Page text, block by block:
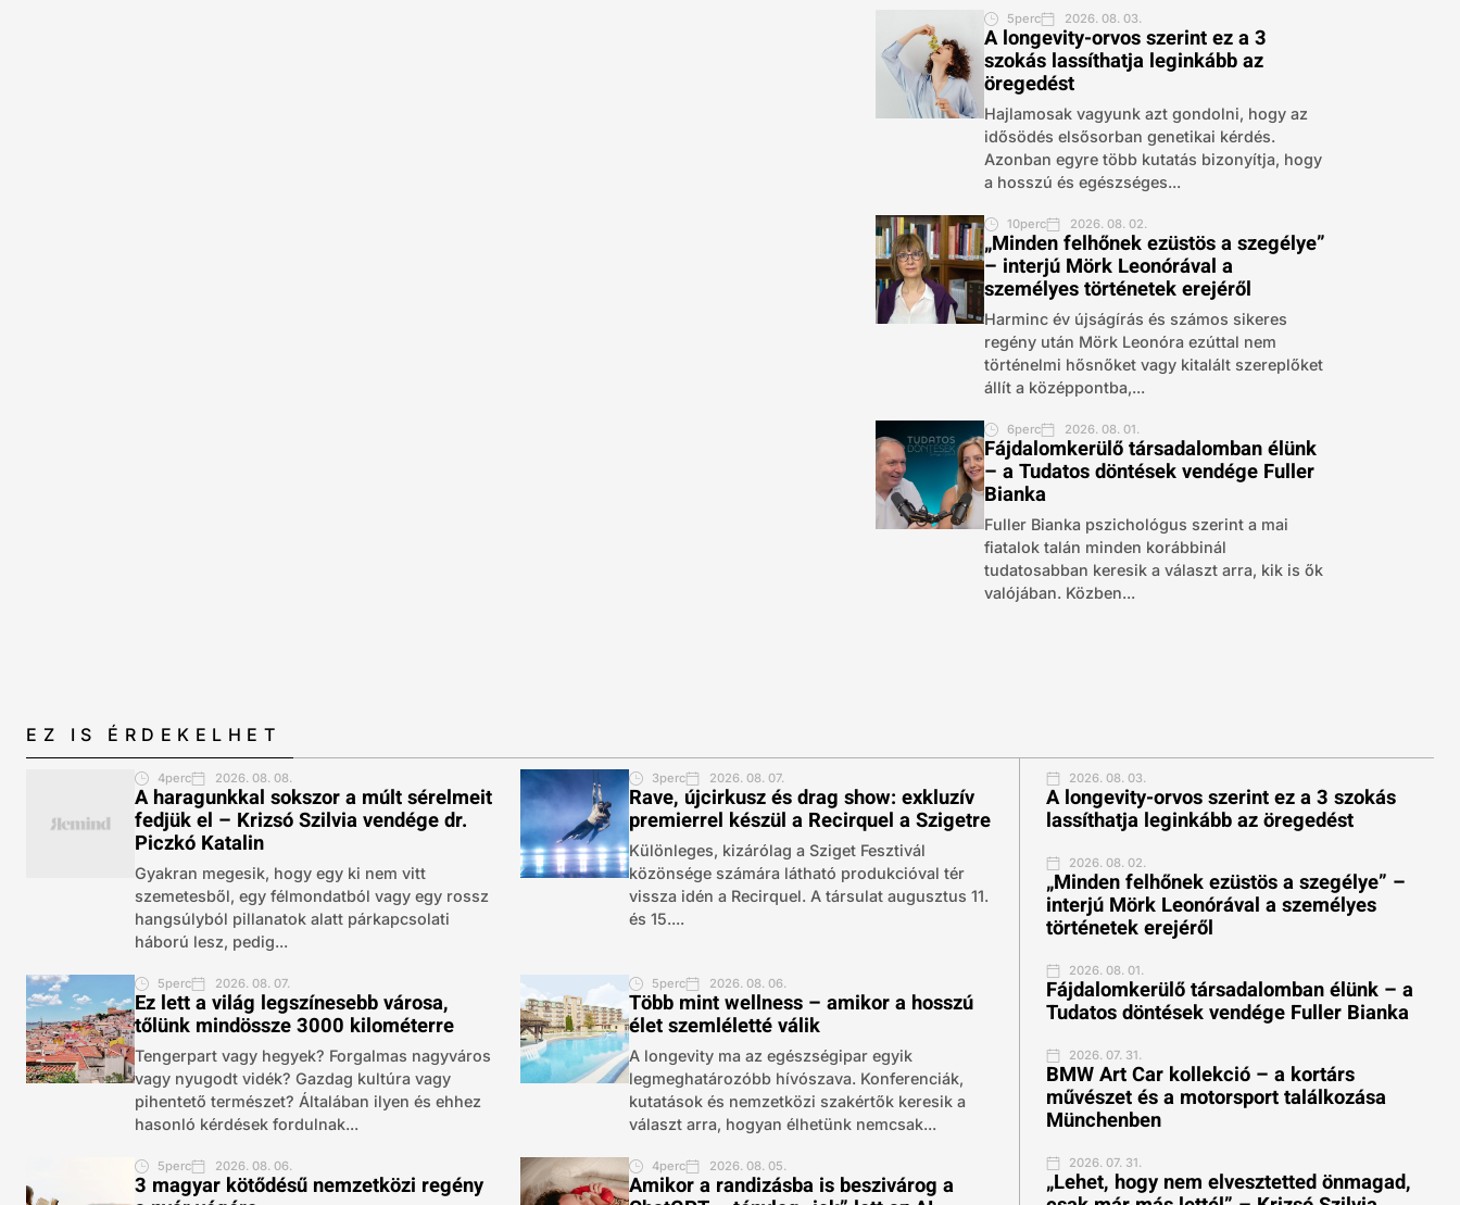
5perc 2026. 08. 03.
A longevity-orvos szerint ez a 3
szokás lassíthatja leginkább az
öregedést
Hajlamosak vagyunk azt gondolni, hogy az
idősödés elsősorban genetikai kérdés.
Azonban egyre több kutatás bizonyítja, hogy
a hosszú és egészséges...
10perc 2026. 08. 02.
„Minden felhőnek ezüstös a szegélye”
– interjú Mörk Leonórával a
személyes történetek erejéről
Harminc év újságírás és számos sikeres
regény után Mörk Leonóra ezúttal nem
történelmi hősnőket vagy kitalált szereplőket
állít a középpontba,...
6perc 2026. 08. 01.
Fájdalomkerülő társadalomban élünk
– a Tudatos döntések vendége Fuller
Bianka
Fuller Bianka pszichológus szerint a mai
fiatalok talán minden korábbinál
tudatosabban keresik a választ arra, kik is ők
valójában. Közben...
EZ IS ÉRDEKELHET
4perc 2026. 08. 08.
A haragunkkal sokszor a múlt sérelmeit
fedjük el – Krizsó Szilvia vendége dr.
Piczkó Katalin
Gyakran megesik, hogy egy ki nem vitt
szemetesből, egy félmondatból vagy egy rossz
hangsúlyból pillanatok alatt párkapcsolati
háború lesz, pedig...
3perc 2026. 08. 07.
Rave, újcirkusz és drag show: exkluzív
premierrel készül a Recirquel a Szigetre
Különleges, kizárólag a Sziget Fesztivál
közönsége számára látható produkcióval tér
vissza idén a Recirquel. A társulat augusztus 11.
és 15....
5perc 2026. 08. 07.
Ez lett a világ legszínesebb városa,
tőlünk mindössze 3000 kilométerre
Tengerpart vagy hegyek? Forgalmas nagyváros
vagy nyugodt vidék? Gazdag kultúra vagy
pihentető természet? Általában ilyen és ehhez
hasonló kérdések fordulnak...
5perc 2026. 08. 06.
Több mint wellness – amikor a hosszú
élet szemléletté válik
A longevity ma az egészségipar egyik
legmeghatározóbb hívószava. Konferenciák,
kutatások és nemzetközi szakértők keresik a
választ arra, hogyan élhetünk nemcsak...
5perc 2026. 08. 06.
3 magyar kötődésű nemzetközi regény
4perc 2026. 08. 05.
Amikor a randizásba is beszivárog a
2026. 08. 03.
A longevity-orvos szerint ez a 3 szokás
lassíthatja leginkább az öregedést
2026. 08. 02.
„Minden felhőnek ezüstös a szegélye” –
interjú Mörk Leonórával a személyes
történetek erejéről
2026. 08. 01.
Fájdalomkerülő társadalomban élünk – a
Tudatos döntések vendége Fuller Bianka
2026. 07. 31.
BMW Art Car kollekció – a kortárs
művészet és a motorsport találkozása
Münchenben
2026. 07. 31.
„Lehet, hogy nem elvesztetted önmagad,